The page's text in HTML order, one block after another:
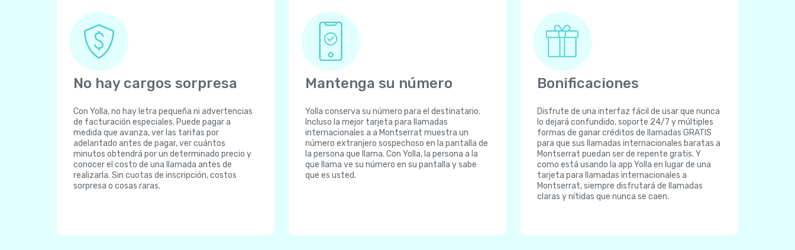
No hay cargos sorpresa
Con Yolla, no hay letra pequeña ni advertencias
de facturación especiales. Puede pagar a
medida que avanza, ver las tarifas por
adelantado antes de pagar, ver cuántos
minutos obtendrá por un determinado precio y
conocer el costo de una llamada antes de
realizarla. Sin cuotas de inscripción, costos
sorpresa o cosas raras.
Mantenga su número
Yolla conserva su número para el destinatario.
Incluso la mejor tarjeta para llamadas
internacionales a a Montserrat muestra un
número extranjero sospechoso en la pantalla de
la persona que llama. Con Yolla, la persona a la
que llama ve su número en su pantalla y sabe
que es usted.
Bonificaciones
Disfrute de una interfaz fácil de usar que nunca
lo dejará confundido, soporte 24/7 y múltiples
formas de ganar créditos de llamadas GRATIS
para que sus llamadas internacionales baratas a
Montserrat puedan ser de repente gratis. Y
como está usando la app Yolla en lugar de una
tarjeta para llamadas internacionales a
Montserrat, siempre disfrutará de llamadas
claras y nítidas que nunca se caen.